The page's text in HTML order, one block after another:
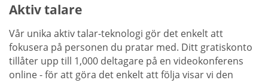
Aktiv talare
Vår unika aktiv talar-teknologi gör det enkelt att
fokusera på personen du pratar med. Ditt gratiskonto
tillåter upp till 1,000 deltagare på en videokonferens
online - för att göra det enkelt att följa visar vi den